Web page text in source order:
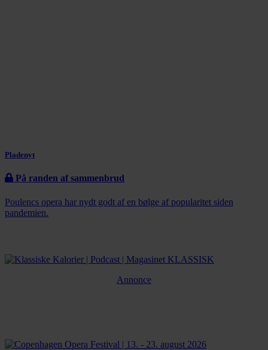
Pladenyt
På randen af sammenbrud
Poulencs opera har nydt godt af en bølge af popularitet siden
pandemien.
Annonce